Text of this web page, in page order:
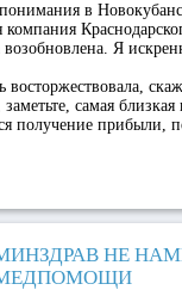
в
компания
Я
восторжествовала,
заметьте, самая
получение прибыли,
НЕ